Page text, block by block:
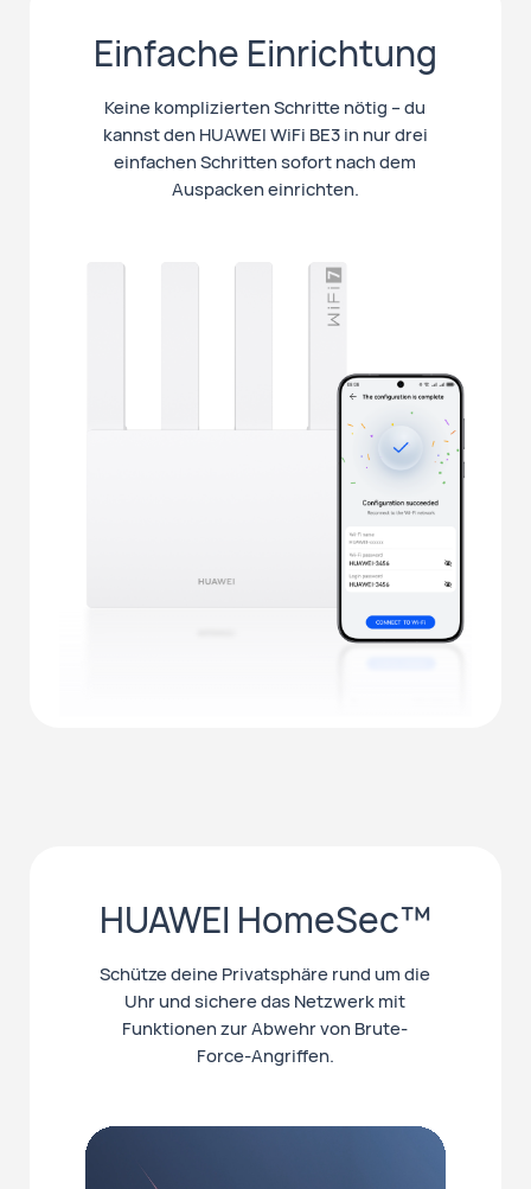
Einfache Einrichtung
Keine komplizierten Schritte nötig – du
kannst den HUAWEI WiFi BE3 in nur drei
einfachen Schritten sofort nach dem
Auspacken einrichten.
HUAWEI HomeSec™
Schütze deine Privatsphäre rund um die
Uhr und sichere das Netzwerk mit
Funktionen zur Abwehr von Brute-
Force-Angriffen.